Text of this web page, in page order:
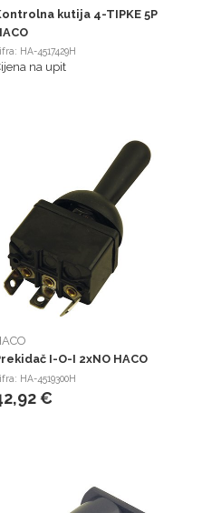
kutija 4-TIPKE 5P
HA-4517429H
na upit
I-O-I 2xNO HACO
HA-4519300H
€